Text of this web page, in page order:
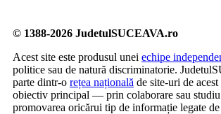
© 1388-2026 JudetulSUCEAVA.ro
Acest site este produsul unei echipe
politice sau de natură discriminatorie.
parte dintr-o rețea națională de site-uri de acest
obiectiv principal — prin colaborare sau
promovarea oricărui tip de informație legate